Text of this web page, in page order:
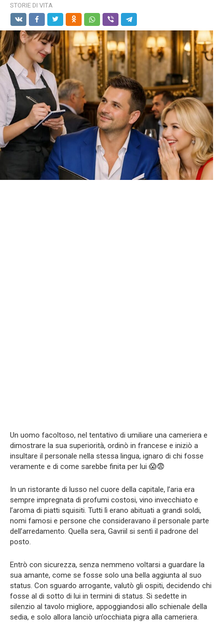
STORIE DI VITA
Un uomo facoltoso, nel tentativo di umiliare una cameriera e
dimostrare la sua superiorità, ordinò in francese e iniziò a
insultare il personale nella stessa lingua, ignaro di chi fosse
veramente e di come sarebbe finita per lui 😱😨
In un ristorante di lusso nel cuore della capitale, l’aria era
sempre impregnata di profumi costosi, vino invecchiato e
l’aroma di piatti squisiti. Tutti lì erano abituati a grandi soldi,
nomi famosi e persone che consideravano il personale parte
dell’arredamento. Quella sera, Gavriil si sentì il padrone del
posto.
Entrò con sicurezza, senza nemmeno voltarsi a guardare la
sua amante, come se fosse solo una bella aggiunta al suo
status. Con sguardo arrogante, valutò gli ospiti, decidendo chi
fosse al di sotto di lui in termini di status. Si sedette in
silenzio al tavolo migliore, appoggiandosi allo schienale della
sedia, e solo allora lanciò un’occhiata pigra alla cameriera.